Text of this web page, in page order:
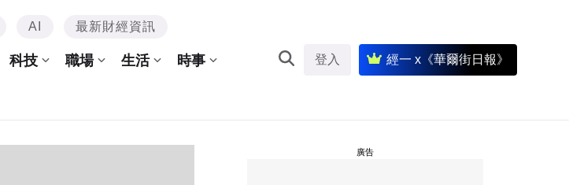
AI 最新財經資訊
科技 職場 生活 時事 登入 經一 x《華爾街日報》
廣告